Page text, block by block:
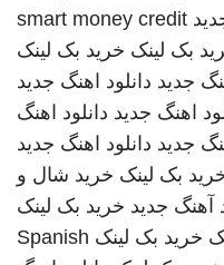
smart money credit
بک لینک خرید بک لینک
جدید دانلود اهنگ جدید
اهنگ جدید دانلود اهنگ
جدید دانلود اهنگ جدید
بک لینک خرید شال و
آهنگ جدید خرید بک لینک
خرید بک لینک Spanish